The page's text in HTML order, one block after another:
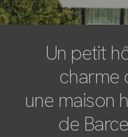
Penthouse
Salle de
Restaurant
Expériences
Un petit
charme
une maison
de